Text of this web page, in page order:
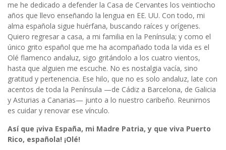
me he dedicado a defender la Casa de Cervantes los veintiocho
años que llevo enseñando la lengua en EE. UU. Con todo, mi
alma española sigue huérfana, buscando raíces y orígenes.
Quiero regresar a casa, a mi familia en la Península; y como el
único grito español que me ha acompañado toda la vida es el
Olé flamenco andaluz, sigo gritándolo a los cuatro vientos,
hasta que alguien me escuche. No es nostalgia vacía, sino
gratitud y pertenencia. Ese hilo, que no es solo andaluz, late con
acentos de toda la Península —de Cádiz a Barcelona, de Galicia
y Asturias a Canarias— junto a lo nuestro caribeño. Reunirnos
es cuidar y renovar ese vínculo.
Así que ¡viva España, mi Madre Patria, y que viva Puerto
Rico, española! ¡Olé!